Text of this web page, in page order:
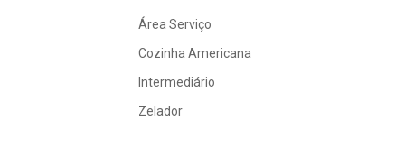
Área Serviço
Cozinha Americana
Intermediário
Zelador